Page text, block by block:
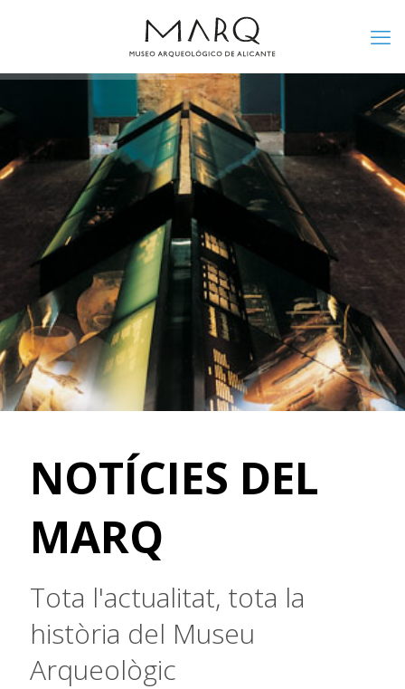
NOTÍCIES DEL
MARQ
Tota l'actualitat, tota la
història del Museu
Arqueològic